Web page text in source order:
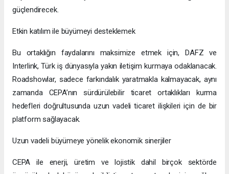
Bu iş birliği, Türkiye genelinde düzenlenecek roadshowlar ile de
desteklenecek. Bu etkinlikler, Türk iş dünyasıyla doğrudan
iletişim kurarak Dubai’nin dünya standartlarındaki iş
ekosistemini tanıtacak ve CEPA’nın sunduğu fırsatları öne
çıkaracak. Bu roadshowlar, yatırım, iş birliği ve inovasyonu
güçlendirecek.
Etkin katılım ile büyümeyi desteklemek